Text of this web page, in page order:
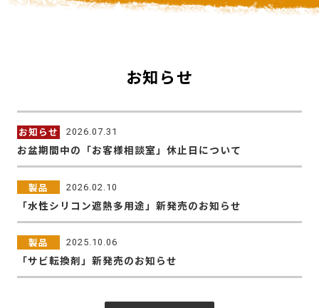
お知らせ
お知らせ 2026.07.31
お盆期間中の「お客様相談室」休止日について
製品 2026.02.10
「水性シリコン遮熱多用途」新発売のお知らせ
製品 2025.10.06
「サビ転換剤」新発売のお知らせ